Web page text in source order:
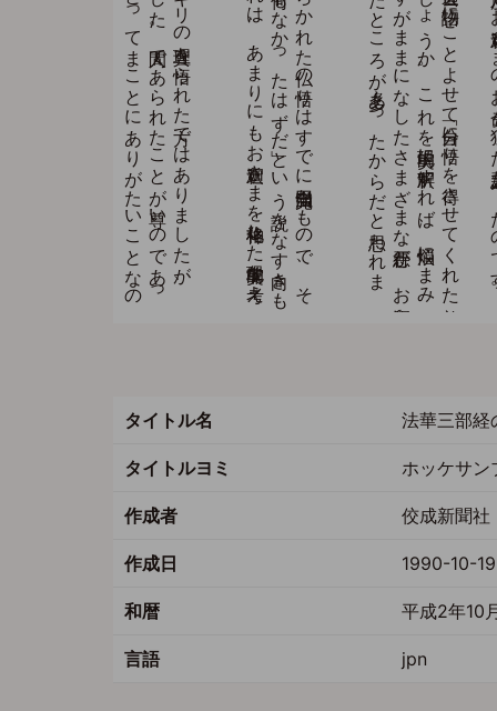
タイトル名 法華三部経
タイトルヨミ ホッケサ
作成者 佼成新聞社
作成日 1990-10-19
和暦 平成2年10
言語 jpn